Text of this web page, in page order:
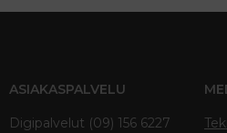
ASIAKASPALVELU
Digipalvelut (09) 156 6227